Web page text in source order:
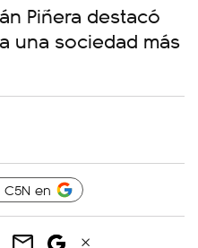
Piñera destacó
una sociedad más
en